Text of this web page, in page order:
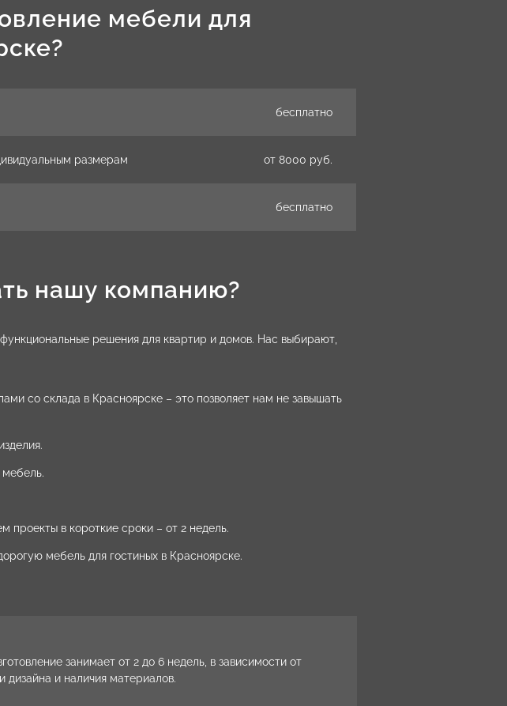
мебели для
бесплатно
размерам от 8000 руб.
бесплатно
нашу компанию?
решения для квартир и домов. Нас выбирают,
со склада в Красноярске – это позволяет нам не завышать
проекты в короткие сроки – от 2 недель.
мебель для гостиных в Красноярске.
занимает от 2 до 6 недель, в зависимости от
дизайна и наличия материалов.